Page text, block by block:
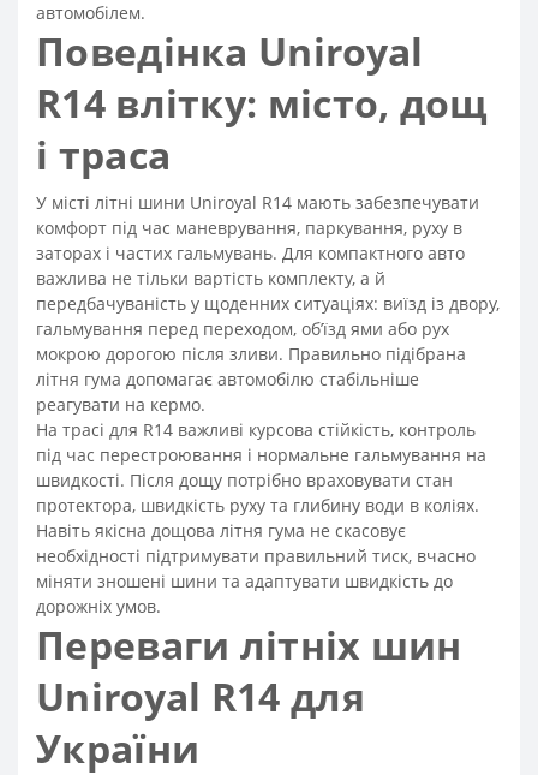
автомобілем.
Поведінка Uniroyal
R14 влітку: місто, дощ
і траса
У місті літні шини Uniroyal R14 мають забезпечувати
комфорт під час маневрування, паркування, руху в
заторах і частих гальмувань. Для компактного авто
важлива не тільки вартість комплекту, а й
передбачуваність у щоденних ситуаціях: виїзд із двору,
гальмування перед переходом, об’їзд ями або рух
мокрою дорогою після зливи. Правильно підібрана
літня гума допомагає автомобілю стабільніше
реагувати на кермо.
На трасі для R14 важливі курсова стійкість, контроль
під час перестроювання і нормальне гальмування на
швидкості. Після дощу потрібно враховувати стан
протектора, швидкість руху та глибину води в коліях.
Навіть якісна дощова літня гума не скасовує
необхідності підтримувати правильний тиск, вчасно
міняти зношені шини та адаптувати швидкість до
дорожніх умов.
Переваги літніх шин
Uniroyal R14 для
України